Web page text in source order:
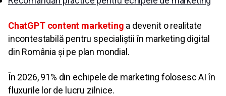
ChatGPT content marketing a devenit o realitate
incontestabilă pentru specialiștii în marketing digital
din România și pe plan mondial.
În 2026, 91% din echipele de marketing folosesc AI în
fluxurile lor de lucru zilnice.